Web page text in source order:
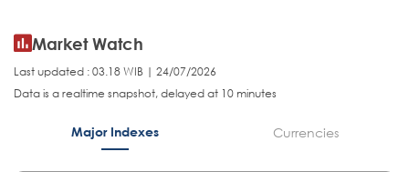
Market Watch
Last updated : 03.18 WIB | 24/07/2026
Data is a realtime snapshot, delayed at 10 minutes
Major Indexes Currencies